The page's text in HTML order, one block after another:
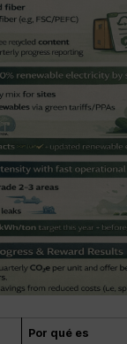
Por qué es